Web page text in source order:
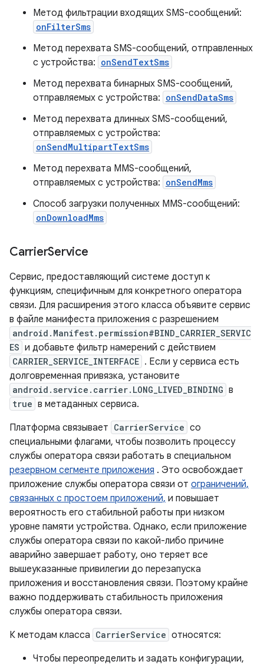
Метод фильтрации входящих SMS-сообщений:
onFilterSms
Метод перехвата SMS-сообщений, отправленных
с устройства: onSendTextSms
Метод перехвата бинарных SMS-сообщений,
отправляемых с устройства: onSendDataSms
Метод перехвата длинных SMS-сообщений,
отправляемых с устройства:
onSendMultipartTextSms
Метод перехвата MMS-сообщений,
отправляемых с устройства: onSendMms
Способ загрузки полученных MMS-сообщений:
onDownloadMms
CarrierService
Сервис, предоставляющий системе доступ к
функциям, специфичным для конкретного оператора
связи. Для расширения этого класса объявите сервис
в файле манифеста приложения с разрешением
android.Manifest.permission#BIND_CARRIER_SERVIC
ES и добавьте фильтр намерений с действием
CARRIER_SERVICE_INTERFACE . Если у сервиса есть
долговременная привязка, установите
android.service.carrier.LONG_LIVED_BINDING в
true в метаданных сервиса.
Платформа связывает CarrierService со
специальными флагами, чтобы позволить процессу
службы оператора связи работать в специальном
резервном сегменте приложения . Это освобождает
приложение службы оператора связи от ограничений,
связанных с простоем приложений, и повышает
вероятность его стабильной работы при низком
уровне памяти устройства. Однако, если приложение
службы оператора связи по какой-либо причине
аварийно завершает работу, оно теряет все
вышеуказанные привилегии до перезапуска
приложения и восстановления связи. Поэтому крайне
важно поддерживать стабильность приложения
службы оператора связи.
К методам класса CarrierService относятся:
Чтобы переопределить и задать конфигурации,